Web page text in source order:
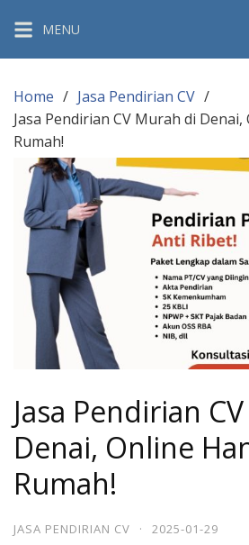
content
MENU
Home
Jasa Pendirian CV
Jasa Pendirian CV Murah di
Rumah!
Jasa Pendirian
Denai, Online
Rumah!
JASA PENDIRIAN CV · 2025-01-29